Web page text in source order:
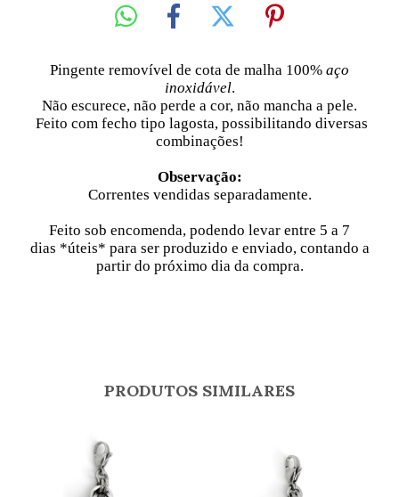
Pingente removível de cota de malha 100% aço
inoxidável.
Não escurece, não perde a cor, não mancha a pele.
Feito com fecho tipo lagosta, possibilitando diversas
combinações!
Observação:
Correntes vendidas separadamente.
Feito sob encomenda, podendo levar entre 5 a 7
dias *úteis* para ser produzido e enviado, contando a
partir do próximo dia da compra.
PRODUTOS SIMILARES